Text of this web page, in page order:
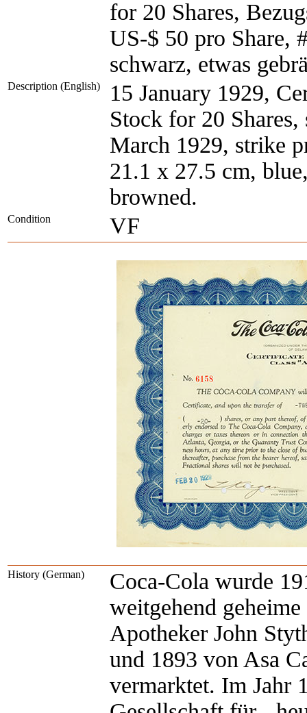
for 20 Shares,
US-$ 50 pro Share,
schwarz, etwas
Description (English)
15 January 1929,
Stock for 20
March 1929, strike
21.1 x 27.5 cm,
browned.
Condition VF
History (German)
Coca-Cola wurde
weitgehend
Apotheker John
und 1893 von Asa
vermarktet. Im Jahr